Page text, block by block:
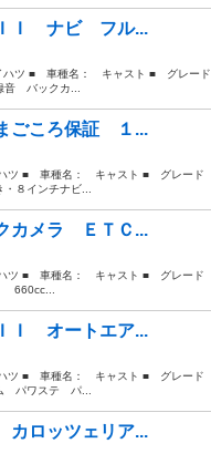
Ｉ ナビ フル...
ツ ■ 車種名： キャスト ■ グレード
バックカ...
ごころ保証 １...
ツ ■ 車種名： キャスト ■ グレード
８インチナビ...
カメラ ＥＴＣ...
ツ ■ 車種名： キャスト ■ グレード
660cc...
Ｉ オートエア...
ツ ■ 車種名： キャスト ■ グレード
パワステ パ...
ロッツェリア...